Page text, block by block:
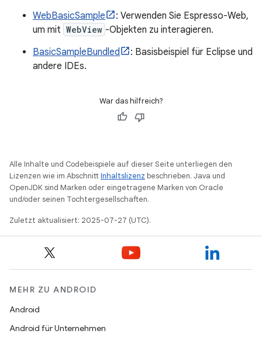
WebBasicSample
: Verwenden Sie Espresso-Web,
um mit WebView -Objekten zu interagieren.
BasicSampleBundled
: Basisbeispiel für Eclipse und
andere IDEs.
War das hilfreich?
Alle Inhalte und Codebeispiele auf dieser Seite unterliegen den
Lizenzen wie im AbschnittInhaltslizenz beschrieben. Java und
OpenJDK sind Marken oder eingetragene Marken von Oracle
und/oder seinen Tochtergesellschaften.
Zuletzt aktualisiert: 2025-07-27 (UTC).
MEHR ZU ANDROID
Android
Android für Unternehmen